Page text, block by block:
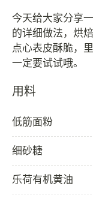
今天给大家分享
的详细做法，烘
点心表皮酥脆，
用料
低筋面粉
细砂糖
乐荷有机黄油